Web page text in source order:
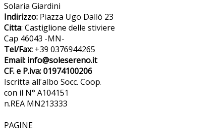
Solaria Giardini
Indirizzo: Piazza Ugo Dallò 23
Citta: Castiglione delle stiviere
Cap 46043 -MN-
Tel/Fax: +39 0376944265
Email: info@solesereno.it
CF. e P.iva: 01974100206
Iscritta all'albo Socc. Coop.
con il N° A104151
n.REA MN213333
PAGINE